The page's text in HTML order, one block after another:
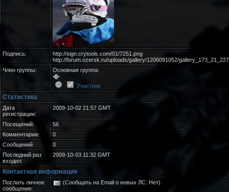
Подпись:
http://sign.crytools.com/01/7251.png
http://forum.ozersk.ru/uploads/gallery/1206091052/
Член группы:
Основная группа:
Участник
Статистика
Дата
регистрации:
2009-10-02 21:57 GMT
Посещений:
56
Комментарии:
0
Сообщений
0
Последний раз
входил:
2009-10-03 11:32 GMT
Контактная информация
Послать личное
сообщение:
(Сообщать на Email о новых ЛС: Нет)